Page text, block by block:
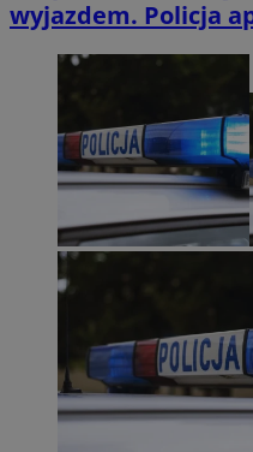
wyjazdem. Policja